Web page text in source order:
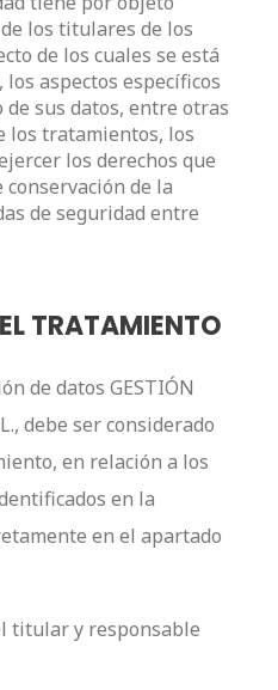
los titulares de los
de los cuales se está
aspectos específicos
sus datos, entre otras
los tratamientos, los
los derechos que
de la
de seguridad entre
TRATAMIENTO
de datos GESTIÓN
debe ser considerado
en relación a los
en la
en el apartado
titular y responsable